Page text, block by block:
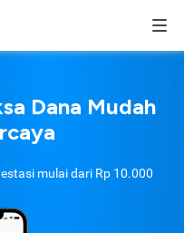
Dana Mudah
mulai dari Rp 10.000